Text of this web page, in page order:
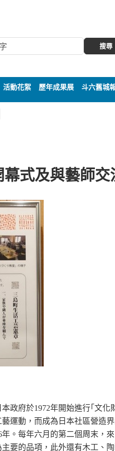
搜尋
活動花絮 歷年成果展 斗六舊城
幕式及與藝師交
政府於1972年開始進行｢文化
運動，而成為日本社區營造
。每年六月的第二個周末，
要的品項，此外還有木工、